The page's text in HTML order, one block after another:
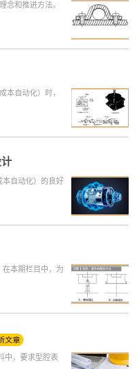
念和推进方法。
本自动化）时，
自动化）的良好
本期栏目中，为
中，要求型腔表